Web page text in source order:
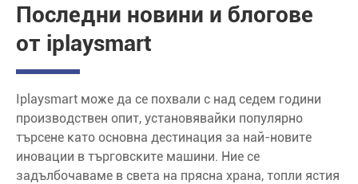
Последни новини и блогове
от iplaysmart
Iplaysmart може да се похвали с над седем години
производствен опит, установявайки популярно
търсене като основна дестинация за най-новите
иновации в търговските машини. Ние се
задълбочаваме в света на прясна храна, топли ястия